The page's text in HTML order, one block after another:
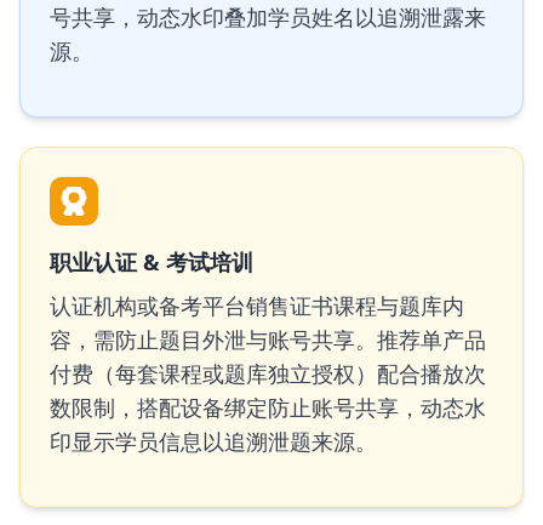
号共享，动态水印叠加学员姓名以追溯泄露来
源。
职业认证 & 考试培训
认证机构或备考平台销售证书课程与题库内
容，需防止题目外泄与账号共享。推荐单产品
付费（每套课程或题库独立授权）配合播放次
数限制，搭配设备绑定防止账号共享，动态水
印显示学员信息以追溯泄题来源。